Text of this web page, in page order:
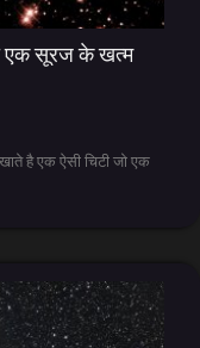
एक सूरज के खत्म
है एक ऐसी चिटी जो एक